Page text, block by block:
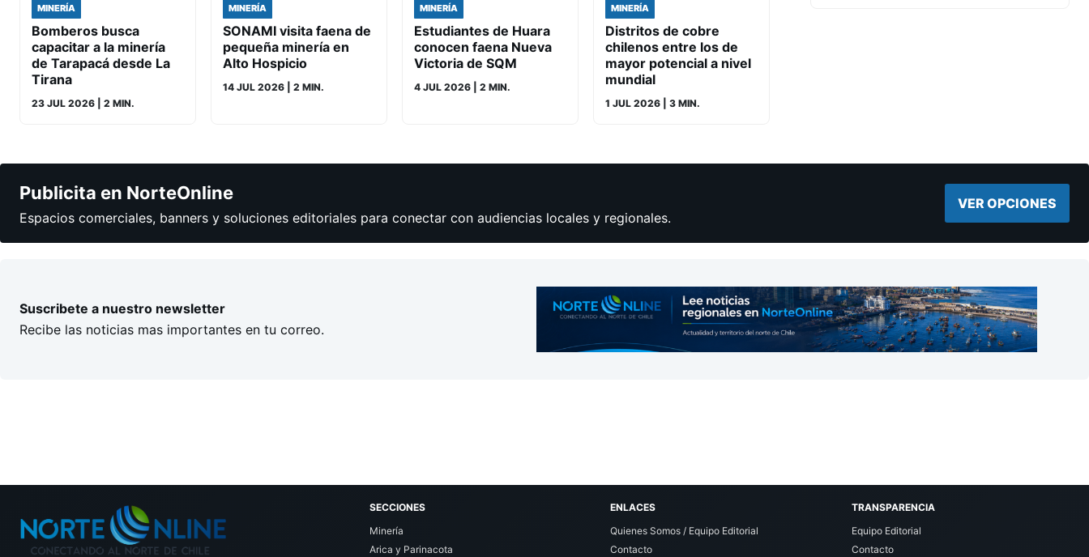
MINERÍA
Bomberos busca
capacitar a la minería
de Tarapacá desde La
Tirana
23 JUL 2026 | 2 MIN.
MINERÍA
SONAMI visita faena de
pequeña minería en
Alto Hospicio
14 JUL 2026 | 2 MIN.
MINERÍA
Estudiantes de Huara
conocen faena Nueva
Victoria de SQM
4 JUL 2026 | 2 MIN.
MINERÍA
Distritos de cobre
chilenos entre los de
mayor potencial a nivel
mundial
1 JUL 2026 | 3 MIN.
Publicita en NorteOnline
Espacios comerciales, banners y soluciones editoriales para conectar con audiencias locales y regionales.
VER OPCIONES
Suscribete a nuestro newsletter
Recibe las noticias mas importantes en tu correo.
SECCIONES
Minería
Arica y Parinacota
ENLACES
Quienes Somos / Equipo Editorial
Contacto
TRANSPARENCIA
Equipo Editorial
Contacto